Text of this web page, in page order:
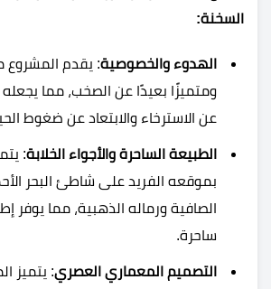
السخنة:
الهدوء والخصوصية: يقدم المشروع
ومتميزًا بعيدًا عن الصخب، مما يجعله
عن الاسترخاء والابتعاد عن ضغوط
الطبيعة الساحرة والأجواء الخلابة:
بموقعه الفريد على شاطئ البحر
الصافية ورماله الذهبية، مما يوفر
ساحرة.
التصميم المعماري العصري: يتميز